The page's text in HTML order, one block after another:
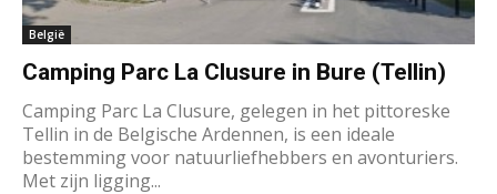
België
Camping Parc La Clusure in Bure (Tellin)
Camping Parc La Clusure, gelegen in het pittoreske
Tellin in de Belgische Ardennen, is een ideale
bestemming voor natuurliefhebbers en avonturiers.
Met zijn ligging...